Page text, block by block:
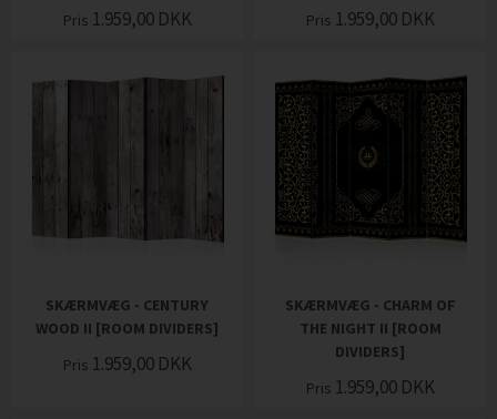
Pris 1.959,00 DKK
Pris 1.959,00 DKK
SKÆRMVÆG - CENTURY
WOOD II [ROOM DIVIDERS]
Pris 1.959,00 DKK
SKÆRMVÆG - CHARM OF
THE NIGHT II [ROOM
DIVIDERS]
Pris 1.959,00 DKK